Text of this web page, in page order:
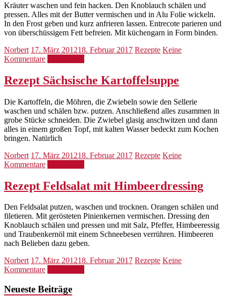
Kräuter waschen und fein hacken. Den Knoblauch schälen und
pressen. Alles mit der Butter vermischen und in Alu Folie wickeln.
In den Frost geben und kurz anfrieren lassen. Entrecote parieren und
von überschüssigem Fett befreien. Mit küchengarn in Form binden.
Norbert 17. März 201218. Februar 2017 Rezepte Keine
Kommentare
Rezept Sächsische Kartoffelsuppe
Die Kartoffeln, die Möhren, die Zwiebeln sowie den Sellerie
waschen und schälen bzw. putzen. Anschließend alles zusammen in
grobe Stücke schneiden. Die Zwiebel glasig anschwitzen und dann
alles in einem großen Topf, mit kalten Wasser bedeckt zum Kochen
bringen. Natürlich
Norbert 17. März 201218. Februar 2017 Rezepte Keine
Kommentare
Rezept Feldsalat mit Himbeerdressing
Den Feldsalat putzen, waschen und trocknen. Orangen schälen und
filetieren. Mit gerösteten Pinienkernen vermischen. Dressing den
Knoblauch schälen und pressen und mit Salz, Pfeffer, Himbeeressig
und Traubenkernöl mit einem Schneebesen verrühren. Himbeeren
nach Belieben dazu geben.
Norbert 17. März 201218. Februar 2017 Rezepte Keine
Kommentare
Neueste Beiträge